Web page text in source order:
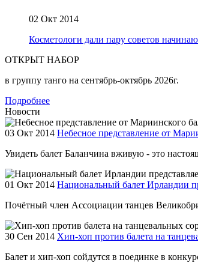
02 Окт 2014
Косметологи дали пару советов
ОТКРЫТ НАБОР
в группу танго на сентябрь-октябрь 2026г.
Подробнее
Новости
03 Окт 2014 Небесное представление от
Увидеть балет Баланчина вживую - это
01 Окт 2014 Национальный балет Ирландии
Почётный член Ассоциации танцев
30 Сен 2014 Хип-хоп против балета на
Балет и хип-хоп сойдутся в поединке в